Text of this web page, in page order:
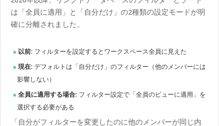
は「全員に適用」と「自分だけ」の2種類の設定モードが明
確に分離されました。
以前: フィルターを設定するとワークスペース全員に見えた
現在: デフォルトは「自分だけ」のフィルター（他のメンバーには
影響しない）
全員に適用する場合: フィルター設定で「全員のビューに適用」を
選択する必要がある
「自分がフィルターを変更したのに他のメンバーが同じ内